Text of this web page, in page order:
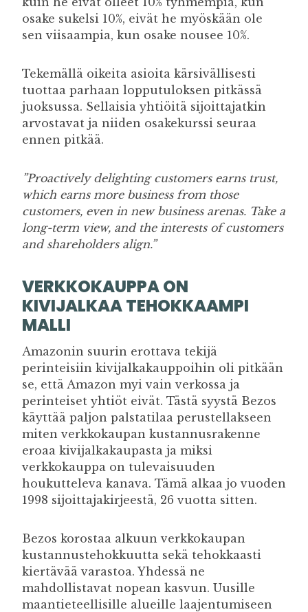
osake sukelsi 10%, eivät he myöskään ole
sen viisaampia, kun osake nousee 10%.
Tekemällä oikeita asioita kärsivällisesti
tuottaa parhaan lopputuloksen pitkässä
juoksussa. Sellaisia yhtiöitä sijoittajatkin
arvostavat ja niiden osakekurssi seuraa
ennen pitkää.
”Proactively delighting customers earns trust,
which earns more business from those
customers, even in new business arenas. Take a
long-term view, and the interests of customers
and shareholders align.”
VERKKOKAUPPA ON
KIVIJALKAA TEHOKKAAMPI
MALLI
Amazonin suurin erottava tekijä
perinteisiin kivijalkakauppoihin oli pitkään
se, että Amazon myi vain verkossa ja
perinteiset yhtiöt eivät. Tästä syystä Bezos
käyttää paljon palstatilaa perustellakseen
miten verkkokaupan kustannusrakenne
eroaa kivijalkakaupasta ja miksi
verkkokauppa on tulevaisuuden
houkutteleva kanava. Tämä alkaa jo vuoden
1998 sijoittajakirjeestä, 26 vuotta sitten.
Bezos korostaa alkuun verkkokaupan
kustannustehokkuutta sekä tehokkaasti
kiertävää varastoa. Yhdessä ne
mahdollistavat nopean kasvun. Uusille
maantieteellisille alueille laajentumiseen